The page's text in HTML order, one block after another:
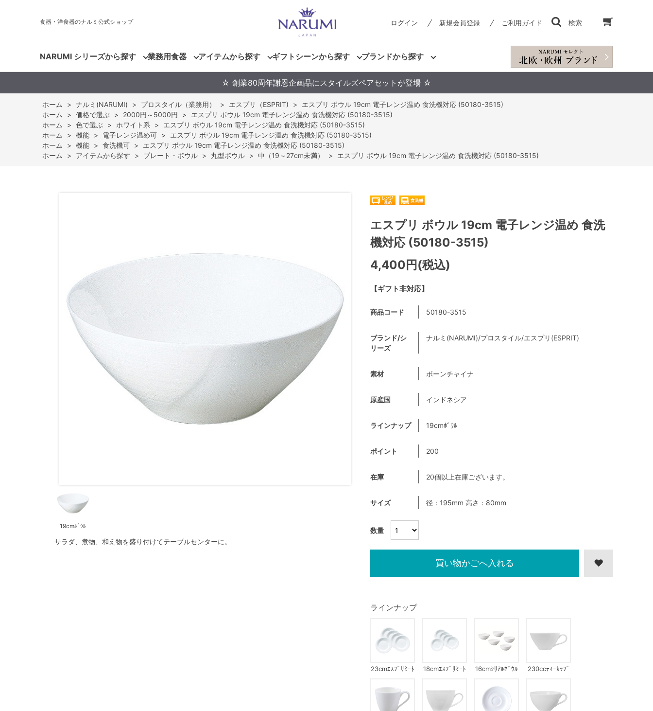
食器・洋食器のナルミ公式ショップ ログイン 新規会員登録 ご利用ガイド 検索
NARUMI シリーズから探す 業務用食器 アイテムから探す ギフトシーンから探す ブランドから探す
☆ 創業80周年謝恩企画品にスタイルズペアセットが登場 ☆
ホーム > ナルミ(NARUMI) > プロスタイル（業務用） > エスプリ（ESPRIT) >
エスプリ ボウル 19cm 電子レンジ温め 食洗機対応 (50180-3515)
ホーム
> 価格で選ぶ > 2000円～5000円 >
エスプリ ボウル 19cm 電子レンジ温め 食洗機対応 (50180-3515)
ホーム
> 色で選ぶ > ホワイト系 >
エスプリ ボウル 19cm 電子レンジ温め 食洗機対応 (50180-3515)
ホーム
> 機能 > 電子レンジ温め可 >
エスプリ ボウル 19cm 電子レンジ温め 食洗機対応 (50180-3515)
ホーム
> 機能 > 食洗機可 >
エスプリ ボウル 19cm 電子レンジ温め 食洗機対応 (50180-3515)
ホーム
> アイテムから探す > プレート・ボウル > 丸型ボウル > 中（19～27cm未満） > エスプリ ボウル 19cm 電子レンジ温め 食洗機対応 (50180-3515)
19cmﾎﾞｳﾙ
サラダ、煮物、和え物を盛り付けてテーブルセンターに。
【ギフト非対応】
エスプリ ボウル 19cm 電子レンジ温め 食洗
機対応 (50180-3515)
4,400円(税込)
数量
商品コード 50180-3515
ブランド/シ
リーズ
ナルミ(NARUMI)/プロスタイル/エスプリ(ESPRIT)
素材 ボーンチャイナ
原産国 インドネシア
ラインナップ 19cmﾎﾞｳﾙ
ポイント 200
在庫 20個以上在庫ございます。
サイズ 径：195mm 高さ：80mm
ラインナップ
23cmｴｽﾌﾟﾘﾐｰﾄ
ﾘ)
18cmｴｽﾌﾟﾘﾐｰﾄ
16cmｼﾘｱﾙﾎﾞｳﾙ
230ccﾃｨｰｶｯﾌﾟ
買い物かごへ入れる